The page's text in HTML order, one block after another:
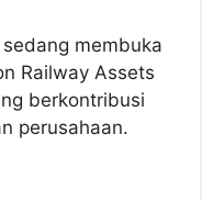
membuka
Railway Assets
berkontribusi
perusahaan.